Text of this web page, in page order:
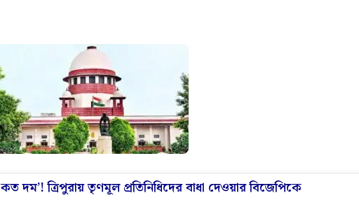
ত্রিপুরায় তৃণমূল প্রতিনিধিদের বাধা দেওয়ার বিজেপিকে